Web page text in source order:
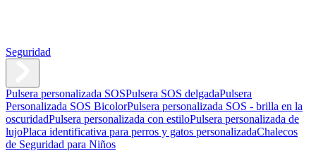
Seguridad
Pulsera personalizada SOSPulsera SOS delgadaPulsera
Personalizada SOS BicolorPulsera personalizada SOS - brilla en la
oscuridadPulsera personalizada con estiloPulsera personalizada de
lujoPlaca identificativa para perros y gatos personalizadaChalecos
de Seguridad para Niños